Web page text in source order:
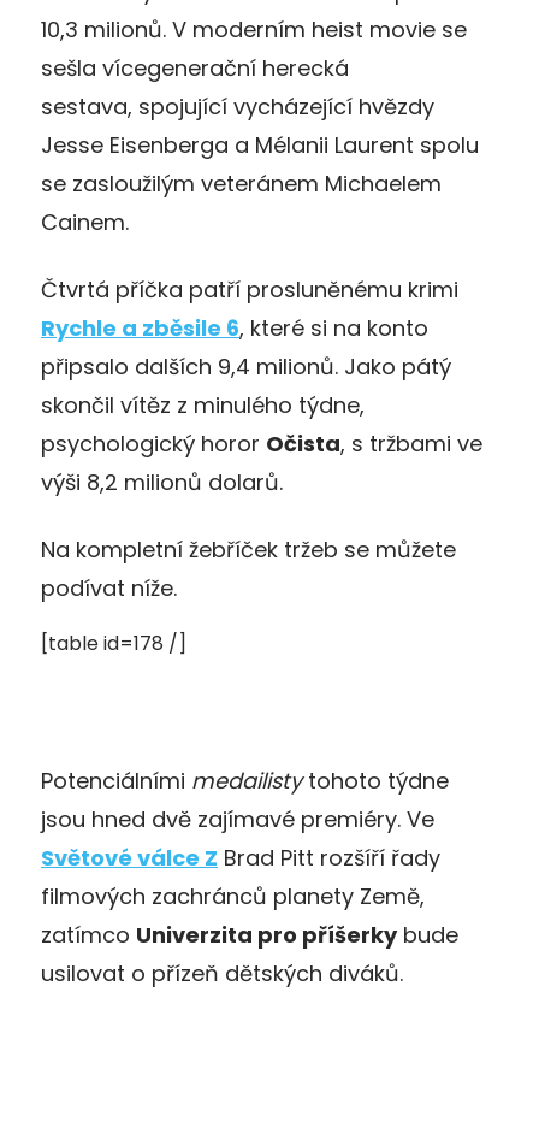
10,3 milionů. V moderním heist movie se
sešla vícegenerační herecká
sestava, spojující vycházející hvězdy
Jesse Eisenberga a Mélanii Laurent spolu
se zasloužilým veteránem Michaelem
Cainem.
Čtvrtá příčka patří prosluněnému krimi
Rychle a zběsile 6, které si na konto
připsalo dalších 9,4 milionů. Jako pátý
skončil vítěz z minulého týdne,
psychologický horor Očista, s tržbami ve
výši 8,2 milionů dolarů.
Na kompletní žebříček tržeb se můžete
podívat níže.
[table id=178 /]
Potenciálními medailistytohoto týdne
jsou hned dvě zajímavé premiéry. Ve
Světové válce Z Brad Pitt rozšíří řady
filmových zachránců planety Země,
zatímco Univerzita pro příšerkybude
usilovat o přízeň dětských diváků.